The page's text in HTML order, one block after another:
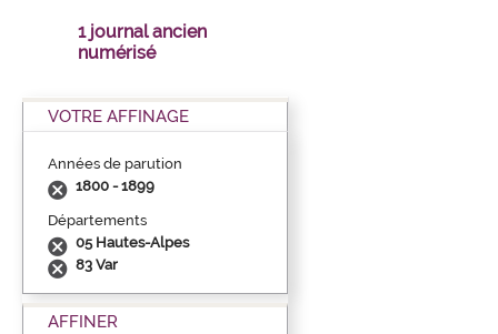
1 journal ancien
numérisé
VOTRE AFFINAGE
Années de parution
1800 - 1899
Départements
05 Hautes-Alpes
83 Var
AFFINER